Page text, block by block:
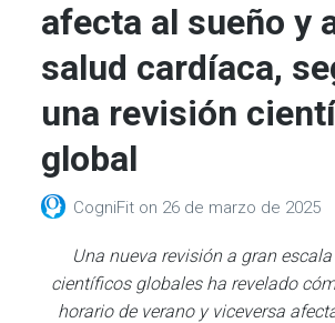
afecta al sueño y
salud cardíaca,
una revisión
global
CogniFit on 26 de marzo de 2025
Una nueva revisión a gran
científicos globales ha revelado
horario de verano y viceversa